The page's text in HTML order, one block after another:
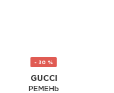
- 30 %
GUCCI
РЕМЕНЬ